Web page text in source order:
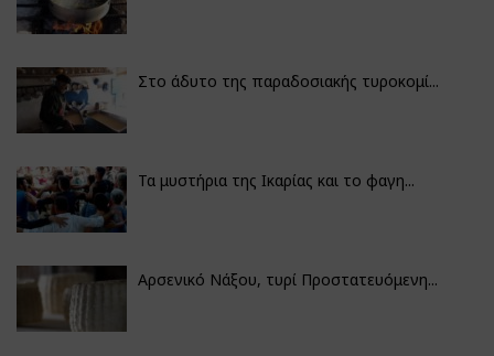
Στο άδυτο της παραδοσιακής τυροκομί...
Τα μυστήρια της Ικαρίας και το φαγη...
Αρσενικό Νάξου, τυρί Προστατευόμενη...